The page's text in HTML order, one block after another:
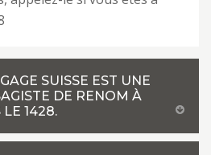
SUISSE EST UNE
DE RENOM À
1428.